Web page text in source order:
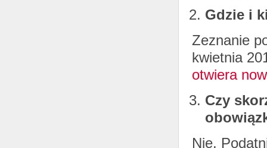
Gdzie i
Zeznanie
kwietnia
otwiera
Czy
Nie.